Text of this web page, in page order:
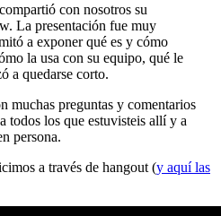
compartió con nosotros su
La presentación fue muy
a exponer qué es y cómo
la usa con su equipo, qué le
a quedarse corto.
muchas preguntas y comentarios
todos los que estuvisteis allí y a
persona.
a través de hangout (y aquí las